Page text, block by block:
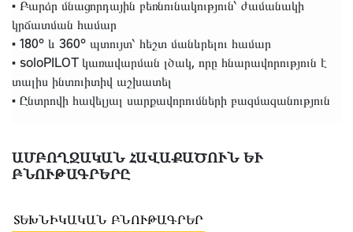
• Բարձր մնացորդային բեռնունակություն՝ ժամանակի
կրճատման համար
• 180° և 360° պտույտ՝ հեշտ մանևրելու համար
• soloPILOT կառավարման լծակ, որը հնարավորություն է
տալիս ինտուիտիվ աշխատել
• Ընտրովի հավելյալ սարքավորումների բազմազանություն
ԱՄԲՈՂՋԱԿԱՆ ՀԱՎԱՔԱԾՈՒՆ ԵՒ
ԲՆՈՒԹԱԳՐԵՐԸ
ՏԵԽՆԻԿԱԿԱՆ ԲՆՈՒԹԱԳՐԵՐ